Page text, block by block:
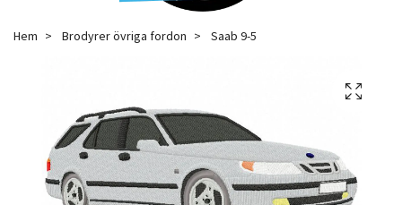
Hem Brodyrer övriga fordon Saab 9-5